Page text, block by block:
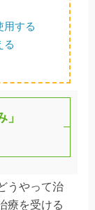
用する
る
うやって治
療を受ける